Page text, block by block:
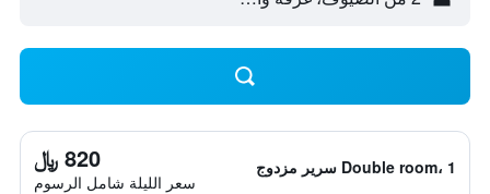
Double room، 1 سرير مزدوج 820 ﷼
سعر الليلة شامل الرسوم